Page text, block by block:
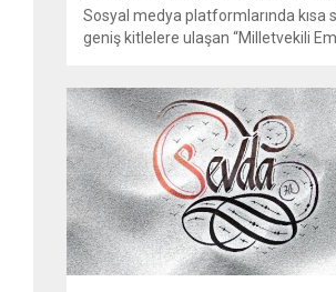
Sosyal medya platformlarında kısa
geniş kitlelere ulaşan “Milletvekili
vatandaşlar, milletvekillerine tanınan
emeklilik haklarının yeniden
talebiyle TBMM Dilekçe Komisyonu
Cumhurbaşkanlığı İletişim Merkezi
(CİMER) üzerinden resmi başvurular
yapılması çağrısında bulunuyor. Son
dönemde sosyal medya
en çok konuşulan konular arasında...